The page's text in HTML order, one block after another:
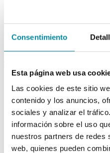
Consentimiento
Esta página web usa
Las cookies de este sitio
contenido y los anuncios,
sociales y analizar el
información sobre el uso
nuestros partners de redes
web, quienes pueden
Extracto oleoso
Extracto seco
Tamañno 000
Tamañno 00
Tamañno 0
Tamañno 1
Tamañno 2
Tamañno 3
Tamañno 4
Tamañno 5